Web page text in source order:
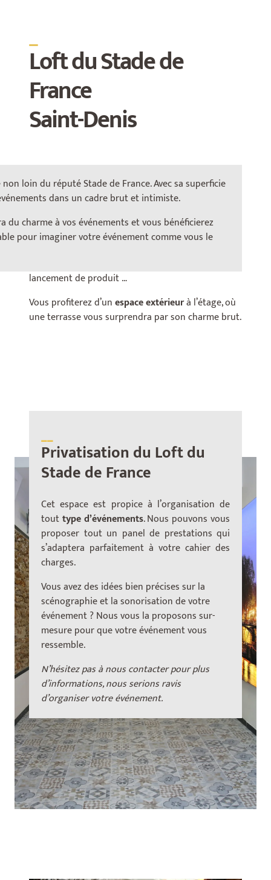
Loft du Stade de
France
Saint-Denis
loin du réputé Stade de France. Avec sa superficie
dans un cadre brut et intimiste.
du charme à vos événements et vous bénéficierez
pour imaginer votre événement comme vous le
D’une capacité allant jusqu’à100 personnes
est idéal pour différents types d’événements :
soirées d’entreprise, after-work, masterclass,
lancement de produit …
Vous profiterez d’unespace extérieurà l’étage, où
une terrasse vous surprendra par son charme brut.
__
Privatisation du Loft du
Stade de France
Cet espace est propice à l’organisation de
touttype d’événements. Nous pouvons vous
proposer tout un panel de prestations qui
s’adaptera parfaitement à votre cahier des
charges.
Vous avez des idées bien précises sur la
scénographie et la sonorisation de votre
événement ? Nous vous la proposons sur-
mesure pour que votre événement vous
ressemble.
N’hésitez pas à nous contacter pour plus
d’informations, nous serions ravis
d’organiser votre événement.